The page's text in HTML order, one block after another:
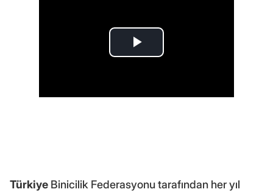
Türkiye Binicilik Federasyonu tarafından her yıl